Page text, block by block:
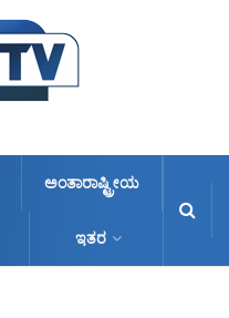
ಅಂತಾರಾಷ್ಟ್ರೀಯ
ಇತರ